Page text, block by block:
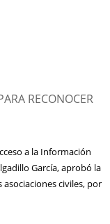
RECONOCER
a la Información
García, aprobó la
civiles, por